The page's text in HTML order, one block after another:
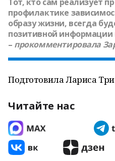
профилактике
образу жизни, всегда
позитивной
– прокомментировала
Подготовила Лариса
Читайте нас